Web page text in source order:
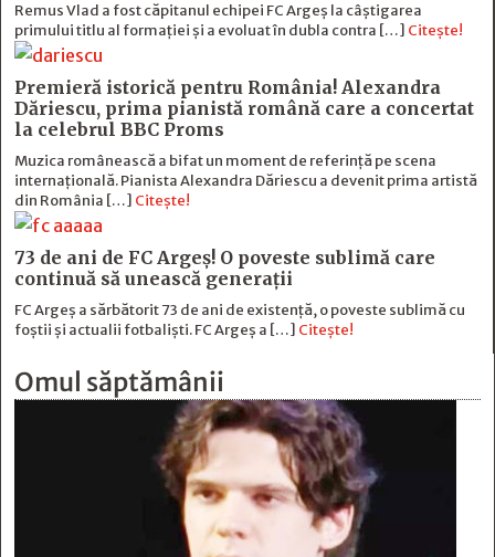
Remus Vlad a fost căpitanul echipei FC Argeș la câștigarea
primului titlu al formației și a evoluat în dubla contra […] Citește!
Premieră istorică pentru România! Alexandra
Dăriescu, prima pianistă română care a concertat
la celebrul BBC Proms
Muzica românească a bifat un moment de referință pe scena
internațională. Pianista Alexandra Dăriescu a devenit prima artistă
din România […] Citește!
73 de ani de FC Argeş! O poveste sublimă care
continuă să unească generaţii
FC Argeș a sărbătorit 73 de ani de existență, o poveste sublimă cu
foștii și actualii fotbaliști. FC Argeș a […] Citește!
Omul săptămânii